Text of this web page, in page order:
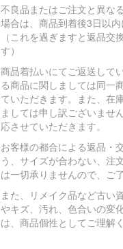
不良品またはご注文と異な
場合は、商品到着後3日以
（これを過ぎますと返品交
す）
商品着払いにてご返送して
る商品に関しましては同一
ていただきます。また、在
ましては申し訳ございませ
応させていただきます。
お客様の都合による返品・
う、サイズが合わない、注
は一切承りませんので、ご
また、リメイク品など古い
やキズ、汚れ、色合いの変
は、商品個性としてご理解